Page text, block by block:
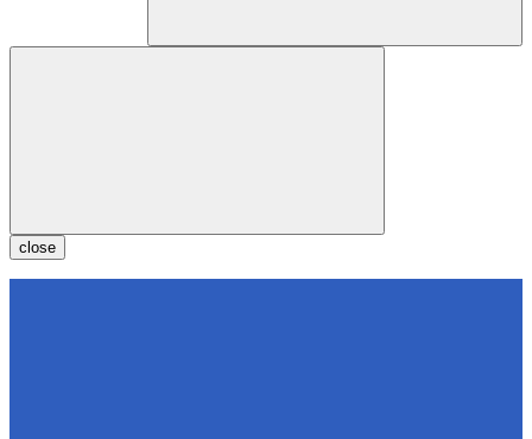
close